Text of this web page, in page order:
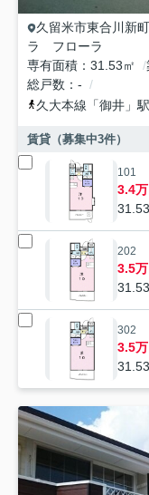
久留米市東合川新町
ラ フローラ
専有面積
31.53㎡
総戸数
-
久大本線 「御井 」
賃貸（募集中3件）
101
3.4万
202
3.5万
302
3.5万